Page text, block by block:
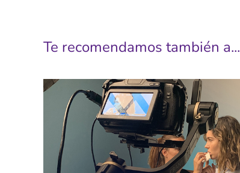
Te recomendamos también a...